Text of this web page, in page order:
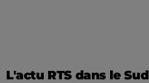
L'actu RTS dans le Sud